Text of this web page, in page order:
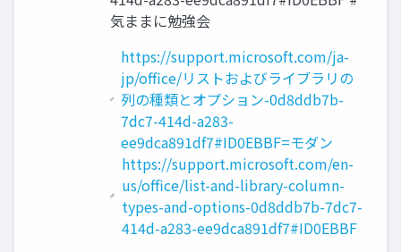
気ままに勉強会
https://support.microsoft.com/ja-
jp/office/リストおよびライブラリの
列の種類とオプション-0d8ddb7b-
7dc7-414d-a283-
ee9dca891df7#ID0EBBF=モダン
https://support.microsoft.com/en-
us/office/list-and-library-column-
types-and-options-0d8ddb7b-7dc7-
414d-a283-ee9dca891df7#ID0EBBF